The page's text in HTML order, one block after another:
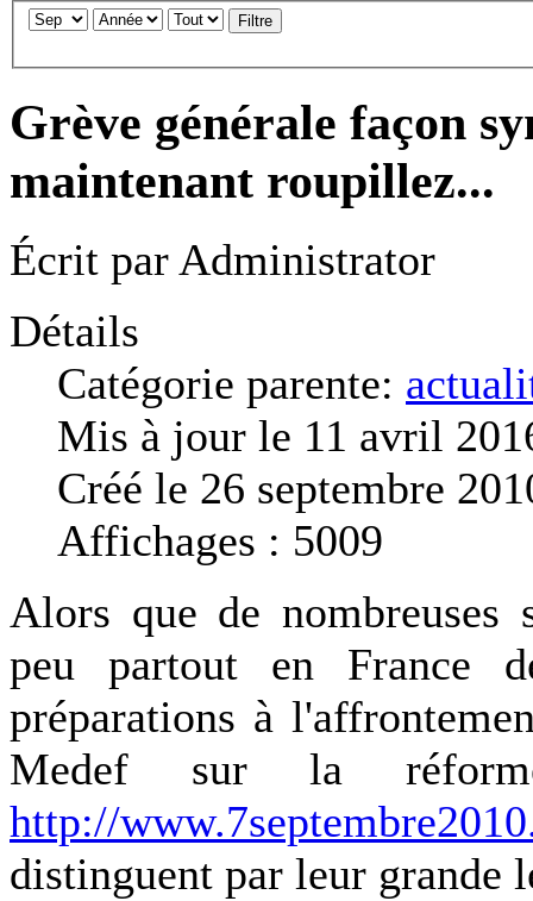
Filtre
Grève générale façon
maintenant roupillez...
Écrit par Administrator
Détails
Catégorie parente:
Mis à jour le 11 avril
Créé le 26 septembre
Affichages : 5009
Alors que de nombreuses
peu partout en France
préparations à
Medef sur la
http://
distinguent par leur grande